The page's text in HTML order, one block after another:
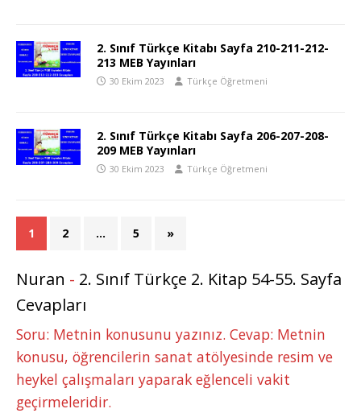
2. Sınıf Türkçe Kitabı Sayfa 210-211-212-
213 MEB Yayınları
30 Ekim 2023 Türkçe Öğretmeni
2. Sınıf Türkçe Kitabı Sayfa 206-207-208-
209 MEB Yayınları
30 Ekim 2023 Türkçe Öğretmeni
1 2 … 5 »
Nuran - 2. Sınıf Türkçe 2. Kitap 54-55. Sayfa
Cevapları
Soru: Metnin konusunu yazınız. Cevap: Metnin
konusu, öğrencilerin sanat atölyesinde resim ve
heykel çalışmaları yaparak eğlenceli vakit
geçirmeleridir.